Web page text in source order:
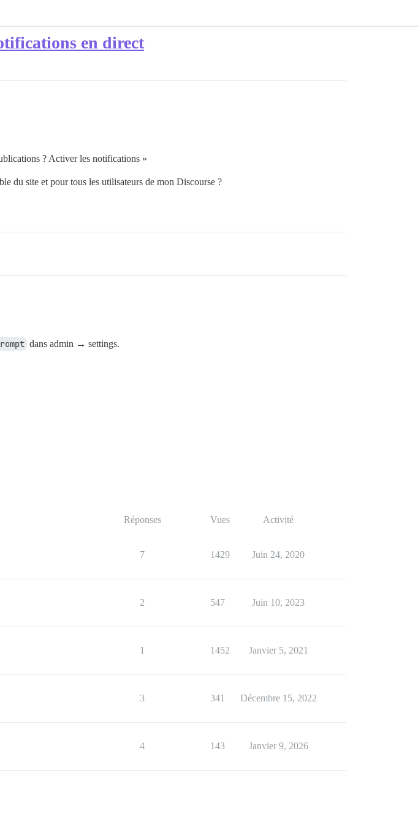
en direct
? Activer les notifications »
du site et pour tous les utilisateurs de mon Discourse ?
dans admin → settings.
Réponses Vues Activité
7 1429 Juin 24, 2020
2 547 Juin 10, 2023
1 1452 Janvier 5, 2021
3 341 Décembre 15, 2022
4 143 Janvier 9, 2026